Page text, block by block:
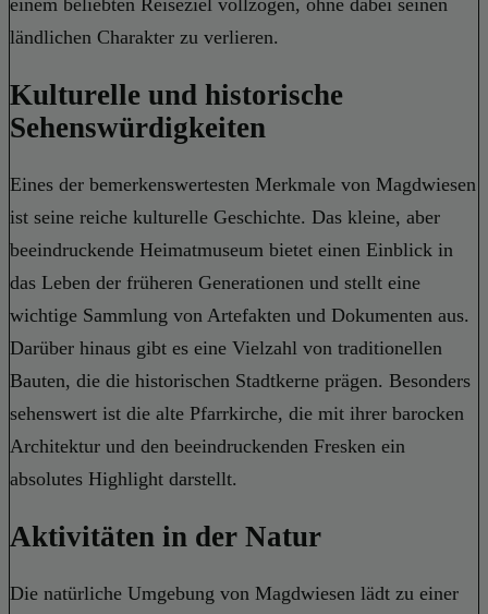
einem beliebten Reiseziel vollzogen, ohne dabei seinen
ländlichen Charakter zu verlieren.
Kulturelle und historische
Sehenswürdigkeiten
Eines der bemerkenswertesten Merkmale von Magdwiesen
ist seine reiche kulturelle Geschichte. Das kleine, aber
beeindruckende Heimatmuseum bietet einen Einblick in
das Leben der früheren Generationen und stellt eine
wichtige Sammlung von Artefakten und Dokumenten aus.
Darüber hinaus gibt es eine Vielzahl von traditionellen
Bauten, die die historischen Stadtkerne prägen. Besonders
sehenswert ist die alte Pfarrkirche, die mit ihrer barocken
Architektur und den beeindruckenden Fresken ein
absolutes Highlight darstellt.
Aktivitäten in der Natur
Die natürliche Umgebung von Magdwiesen lädt zu einer